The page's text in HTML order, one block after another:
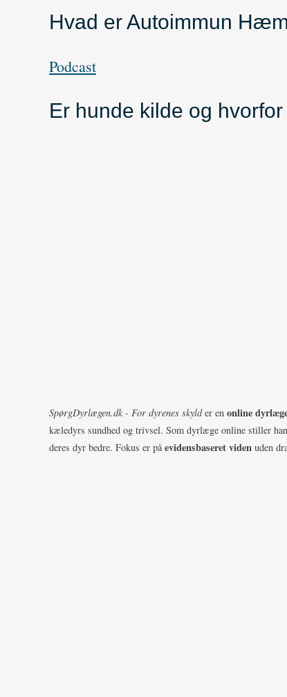
Hvad er Autoimmun
Podcast
Er hunde kilde og
SpørgDyrlægen.dk - For dyrenes skylder en online
kæledyrs sundhed og trivsel. Som dyrlæge online stiller
deres dyr bedre. Fokus er påevidensbaseret viden uden